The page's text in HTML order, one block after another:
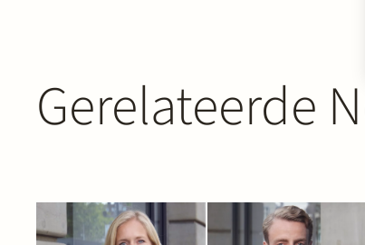
Gerelateerde